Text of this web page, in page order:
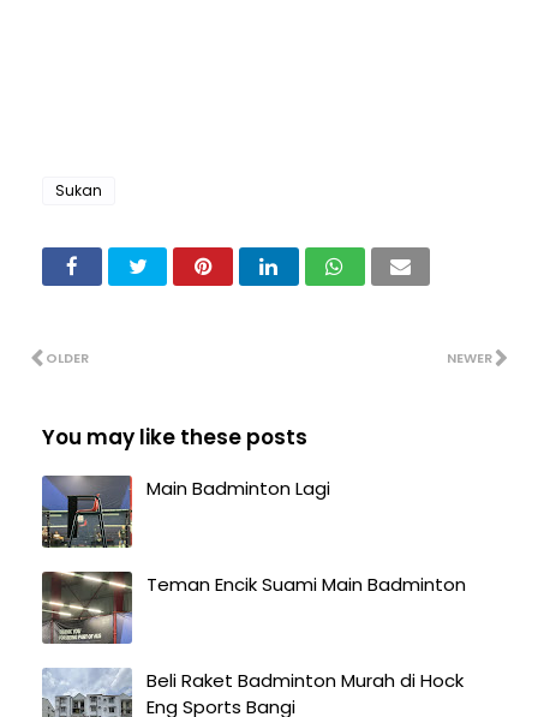
Sukan
NEWER
OLDER
You may like these posts
Main Badminton Lagi
Teman Encik Suami Main Badminton
Beli Raket Badminton Murah di Hock
Eng Sports Bangi